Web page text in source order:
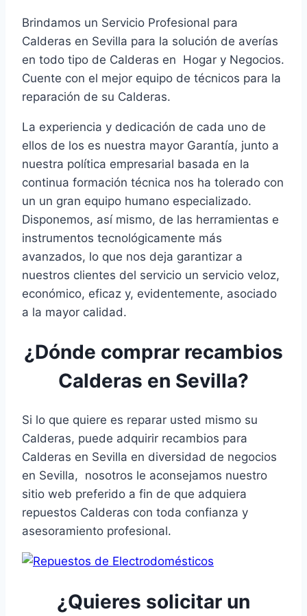
Brindamos un Servicio Profesional para
Calderas en Sevilla para la solución de averías
en todo tipo de Calderas en Hogar y Negocios.
Cuente con el mejor equipo de técnicos para la
reparación de su Calderas.
La experiencia y dedicación de cada uno de
ellos de los es nuestra mayor Garantía, junto a
nuestra política empresarial basada en la
continua formación técnica nos ha tolerado con
un un gran equipo humano especializado.
Disponemos, así mismo, de las herramientas e
instrumentos tecnológicamente más
avanzados, lo que nos deja garantizar a
nuestros clientes del servicio un servicio veloz,
económico, eficaz y, evidentemente, asociado
a la mayor calidad.
¿Dónde comprar recambios
Calderas en Sevilla?
Si lo que quiere es reparar usted mismo su
Calderas, puede adquirir recambios para
Calderas en Sevilla en diversidad de negocios
en Sevilla, nosotros le aconsejamos nuestro
sitio web preferido a fin de que adquiera
repuestos Calderas con toda confianza y
asesoramiento profesional.
¿Quieres solicitar un